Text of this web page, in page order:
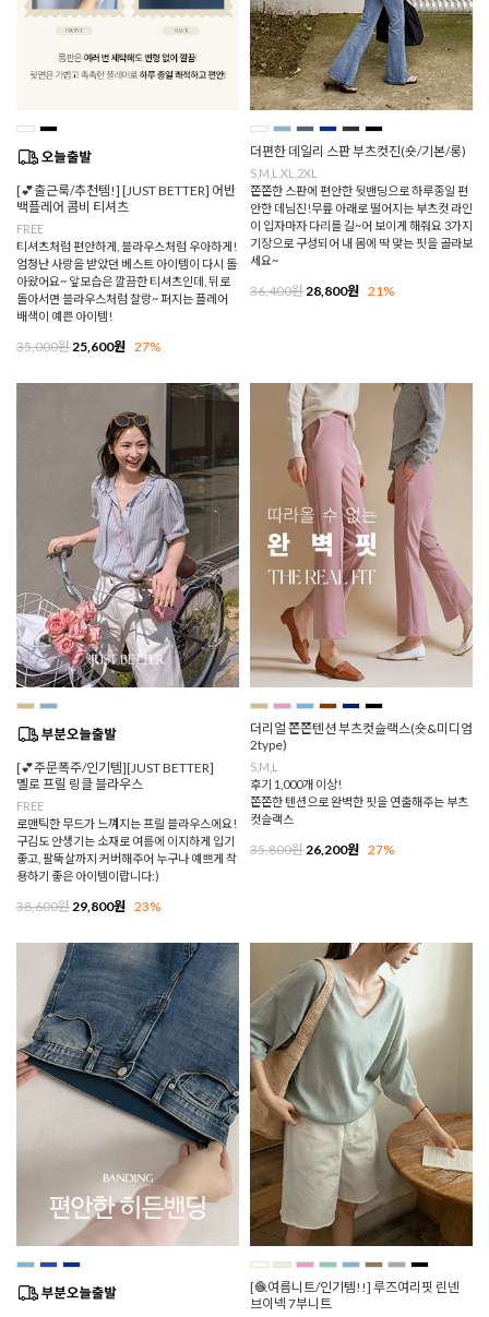
[💕출근룩/추천템!] [JUST BETTER] 어반
백플레어 콤비 티셔츠
FREE
티셔츠처럼 편안하게, 블라우스처럼 우아하게!
엄청난 사랑을 받았던 베스트 아이템이 다시 돌
아왔어요~ 앞모습은 깔끔한 티셔츠인데, 뒤로
돌아서면 블라우스처럼 찰랑~ 퍼지는 플레어
배색이 예쁜 아이템!
35,000원 25,600원 27%
더편한 데일리 스판 부츠컷진(숏/기본/롱)
S,M,L,XL,2XL
쫀쫀한 스판에 편안한 뒷밴딩으로 하루종일 편
안한 데님진!무릎 아래로 떨어지는 부츠컷 라인
이 입자마자 다리를 길~어 보이게 해줘요 3가지
기장으로 구성되어 내 몸에 딱 맞는 핏을 골라보
세요~
36,400원 28,800원 21%
[💕주문폭주/인기템][JUST BETTER]
멜로 프릴 링클 블라우스
FREE
로맨틱한 무드가 느껴지는 프릴 블라우스에요!
구김도 안생기는 소재로 여름에 이지하게 입기
좋고, 팔뚝살까지 커버해주어 누구나 예쁘게 착
용하기 좋은 아이템이랍니다:)
38,600원 29,800원 23%
더리얼 쫀쫀텐션 부츠컷슬랙스(숏&미디엄
2type)
S,M,L
후기 1,000개 이상!
쫀쫀한 텐션으로 완벽한 핏을 연출해주는 부츠
컷슬랙스
35,800원 26,200원 27%
[🧶여름니트/인기템!!] 루즈여리핏 린넨
브이넥 7부니트